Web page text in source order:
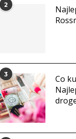
2
3
Co